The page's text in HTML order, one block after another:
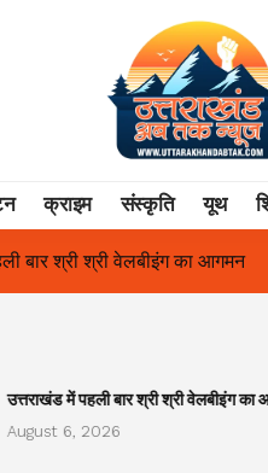
क्राइम संस्कृति यूथ
गुजरात और केरल में अतिवृष्टि के
उत्तराखंड में पहली बार श्री श्री वेलबीइंग का
August 6, 2026